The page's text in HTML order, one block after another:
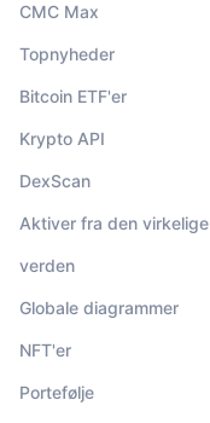
CMC Max
Topnyheder
Bitcoin ETF'er
Krypto API
DexScan
Aktiver fra den virkelige
verden
Globale diagrammer
NFT'er
Portefølje